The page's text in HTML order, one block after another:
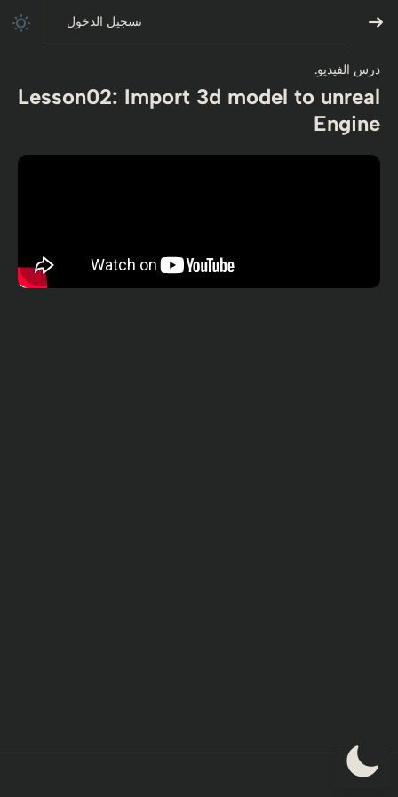
تسجيل الدخول
درس الفيديو.
Lesson02: Import 3d model to unreal
Engine